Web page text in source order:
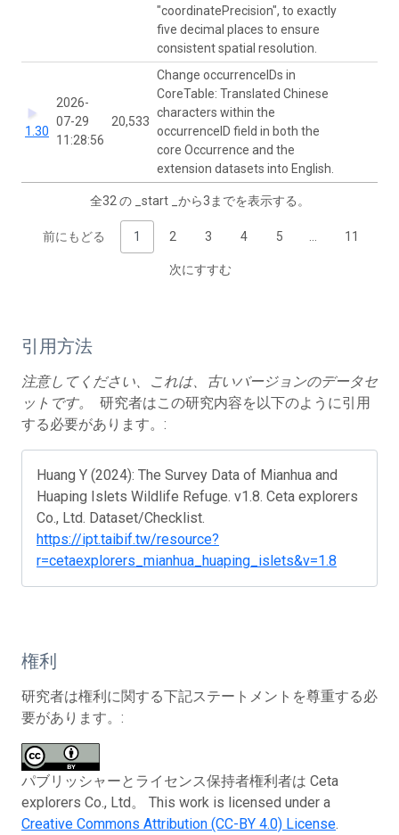
"coordinatePrecision", to exactly
five decimal places to ensure
consistent spatial resolution.
1.30
2026-
07-29
11:28:56
20,533
Change occurrenceIDs in
CoreTable: Translated Chinese
characters within the
occurrenceID field in both the
core Occurrence and the
extension datasets into English.
全32 の _start _から3までを表示する。
前にもどる 1 2 3 4 5 11
次にすすむ
引用方法
注意してください、これは、古いバージョンのデータセ
ットです。
研究者はこの研究内容を以下のように引用
する必要があります。:
Huang Y (2024): The Survey Data of Mianhua and
Huaping Islets Wildlife Refuge. v1.8. Ceta explorers
Co., Ltd. Dataset/Checklist.
https://ipt.taibif.tw/resource?
r=cetaexplorers_mianhua_huaping_islets&v=1.8
権利
研究者は権利に関する下記ステートメントを尊重する必
要があります。:
パブリッシャーとライセンス保持者権利者は Ceta
explorers Co., Ltd。 This work is licensed under a
Creative Commons Attribution (CC-BY 4.0) License.